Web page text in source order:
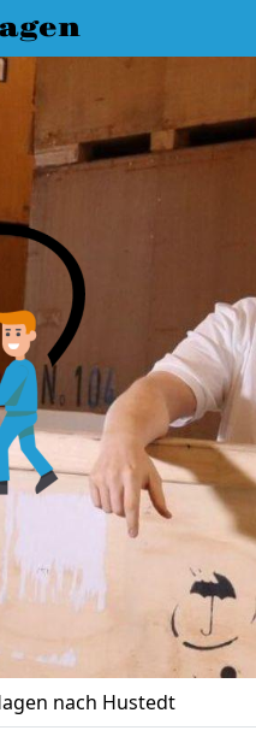
nach Hustedt